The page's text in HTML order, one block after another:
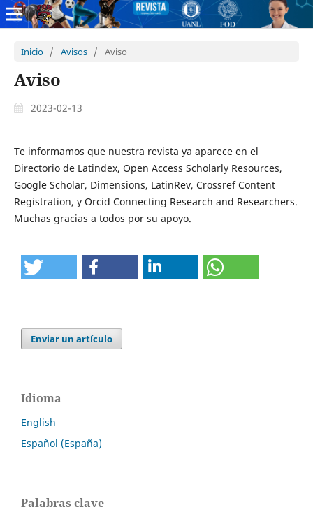
Inicio / Avisos / Aviso
Aviso
2023-02-13
Te informamos que nuestra revista ya aparece en el
Directorio de Latindex, Open Access Scholarly Resources,
Google Scholar, Dimensions, LatinRev, Crossref Content
Registration, y Orcid Connecting Research and Researchers.
Muchas gracias a todos por su apoyo.
Enviar un artículo
Idioma
English
Español (España)
Palabras clave